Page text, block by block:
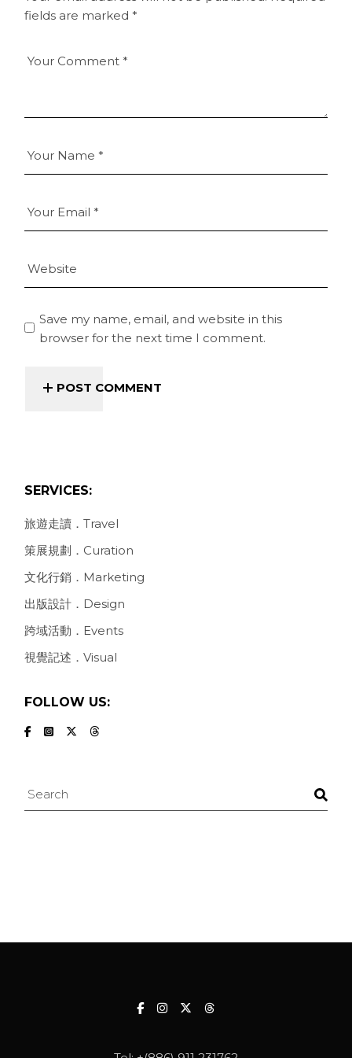
fields are marked *
Save my name, email, and website in this
browser for the next time I comment.
POST COMMENT
SERVICES:
旅遊走讀．Travel
策展規劃．Curation
文化行銷．Marketing
出版設計．Design
跨域活動．Events
視覺記述．Visual
FOLLOW US:
Search